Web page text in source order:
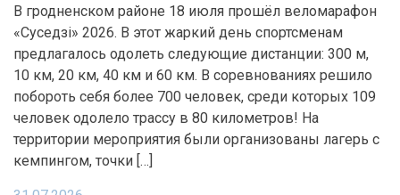
В гродненском районе 18 июля прошёл веломарафон
«Суседзi» 2026. В этот жаркий день спортсменам
предлагалось одолеть следующие дистанции: 300 м,
10 км, 20 км, 40 км и 60 км. В соревнованиях решило
побороть себя более 700 человек, среди которых 109
человек одолело трассу в 80 километров! На
территории мероприятия были организованы лагерь с
кемпингом, точки […]